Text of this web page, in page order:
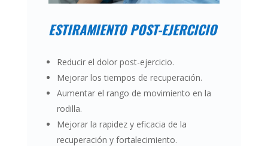
ESTIRAMIENTO POST-EJERCICIO
Reducir el dolor post-ejercicio.
Mejorar los tiempos de recuperación.
Aumentar el rango de movimiento en la
rodilla.
Mejorar la rapidez y eficacia de la
recuperación y fortalecimiento.